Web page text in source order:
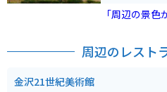
びっこレーシング
日中楽しむことが
「周辺の景
周辺のレスト
金沢21世紀美術館